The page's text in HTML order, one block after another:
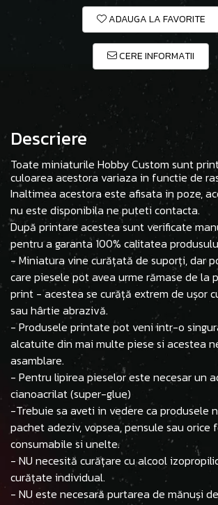
ADAUGA LA FAVORITE
CERE INFORMATII
Descriere
Toate miniaturile Hobby Custom sunt
culoarea acestora variaza in functie de
Inaltimea acestora este afisata in poze,
nu este disponibila ne puteti contacta.
După printare acestea sunt verificate
pentru a garanta 100% calitatea
- Miniatura vine curățată de suporți, dar
care piesele pot avea urme rămase de la
print - acestea se curăță extrem de ușor
sau hârtie abrazivă.
- Produsele printate pot veni intr-o
alcatuite din mai multe piese si acestea
asamblare.
- Pentru lipirea pieselor este necesar un
cianoacrilat (super-glue)
-Trebuie sa aveti in vedere ca produsele
pachet adeziv, vopsea, pensule sau orice
consumabile si unelte.
- NU necesită curățare cu alcool
curățate individual.
- NU este necesară purtarea de mănuși